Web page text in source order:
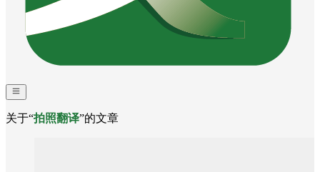
关于“拍照翻译”的文章